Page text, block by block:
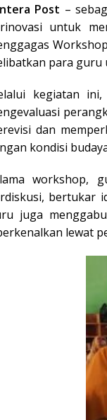
Post –
untuk
para
kegiatan
dan
kondisi
workshop,
bertukar
juga
lewat